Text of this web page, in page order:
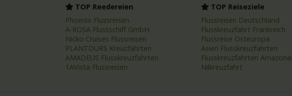
TOP Reedereien
Phoenix Flussreisen
A-ROSA Flussschiff GmbH
Nicko Cruises Flussreisen
PLANTOURS Kreuzfahrten
AMADEUS Flusskreuzfahrten
1AVista Flussreisen
TOP Reiseziele
Flussreisen Deutschland
Flusskreuzfahrt Frankreich
Flussreise Osteuropa
Asien Flusskreuzfahrten
Flusskreuzfahrten
Nilkreuzfahrt